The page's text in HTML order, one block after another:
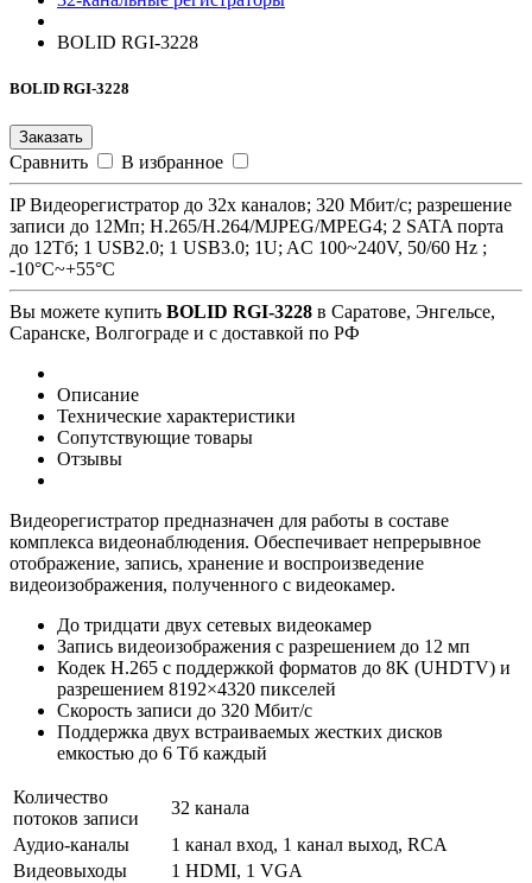
BOLID RGI-3228
BOLID RGI-3228
Заказать
Сравнить В избранное
IP Видеорегистратор до 32х каналов; 320 Мбит/с; разрешение
записи до 12Mп; H.265/H.264/MJPEG/MPEG4; 2 SATA порта
до 12Tб; 1 USB2.0; 1 USB3.0; 1U; AC 100~240V, 50/60 Hz ;
-10°C~+55°C
Вы можете купить BOLID RGI-3228 в Саратове, Энгельсе,
Саранске, Волгограде и с доставкой по РФ
Описание
Технические характеристики
Сопутствующие товары
Отзывы
Видеорегистратор предназначен для работы в составе
комплекса видеонаблюдения. Обеспечивает непрерывное
отображение, запись, хранение и воспроизведение
видеоизображения, полученного с видеокамер.
До тридцати двух сетевых видеокамер
Запись видеоизображения с разрешением до 12 мп
Кодек Н.265 с поддержкой форматов до 8K (UHDTV) и
разрешением 8192×4320 пикселей
Скорость записи до 320 Мбит/c
Поддержка двух встраиваемых жестких дисков
емкостью до 6 Тб каждый
Количество
потоков записи
32 канала
Аудио-каналы
1 канал вход, 1 канал выход, RCA
Видеовыходы
1 HDMI, 1 VGA